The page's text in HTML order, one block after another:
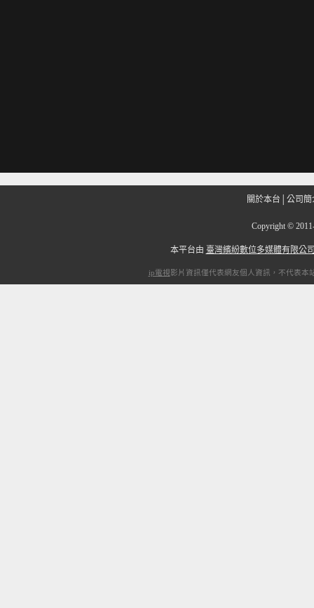
關於本台 公司簡
Copyright ©
本平台由 臺灣繽紛數位多媒體有限公
ip電視影片資訊僅代表網友個人資訊，不代表本